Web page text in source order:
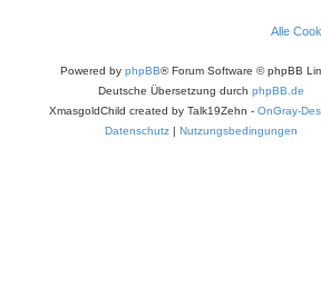
Alle
Powered by phpBB® Forum Software © phpBB
Deutsche Übersetzung durch phpBB.de
XmasgoldChild created by Talk19Zehn - OnGray-
Datenschutz | Nutzungsbedingungen